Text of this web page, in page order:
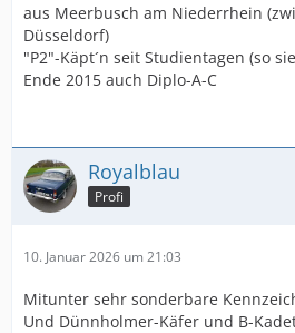
aus Meerbusch am Niederrhein
Düsseldorf)
"P2"-Käpt´n seit Studientagen (so
Ende 2015 auch Diplo-A-C
Royalblau
Profi
10. Januar 2026 um 21:03
Mitunter sehr sonderbare
Und Dünnholmer-Käfer und B-